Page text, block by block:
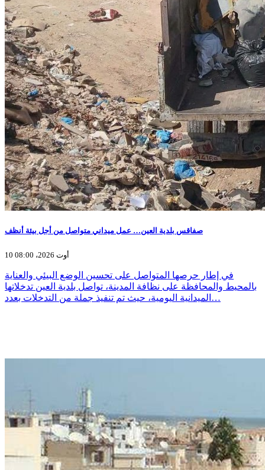
صفاقس بلدية العين… عمل ميداني متواصل من أجل بيئة أنظف
10 أوت 2026، 08:00
في إطار حرصها المتواصل على تحسين الوضع البيئي والعناية
بالمحيط والمحافظة على نظافة المدينة، تواصل بلدية العين تدخلاتها
الميدانية اليومية، حيث تم تنفيذ جملة من التدخلات بعدد…